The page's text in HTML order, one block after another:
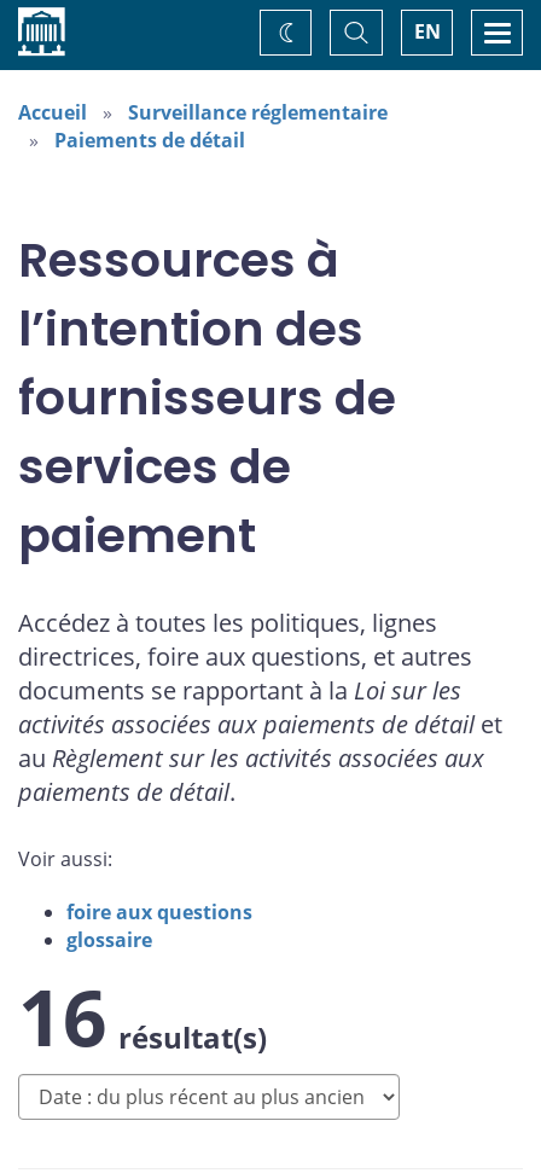
Accueil EN
Basculer
la
recherche
Changez
de
thème
Accueil
Surveillance réglementaire
Paiements de détail
Ressources à
l’intention des
fournisseurs de
services de
paiement
Accédez à toutes les politiques, lignes
directrices, foire aux questions, et autres
documents se rapportant à la Loi sur les
activités associées aux paiements de détailet
au Règlement sur les activités associées aux
paiements de détail.
Voir aussi:
foire aux questions
glossaire
16 résultat(s)